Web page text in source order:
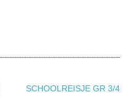
SCHOOLREISJE GR 3/4